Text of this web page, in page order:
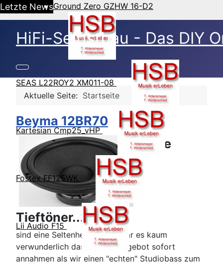
Letzte NewsGround Zero GZHW 16-D2
SEAS L22ROY2 XM011-08
Kartesian Cmp25_vHP
Fostex FF125WK
Lii Audio F15
HiFi-Selbstbau - Das DIY
Aktuelle Seite: Startseite
Beyma 12BR70
Laute
Tieftöner.....
sind eine Seltenheit und so war es kaum
verwunderlich das wir das Angebot sofort
annahmen als wir einen "echten" Studiobass zum